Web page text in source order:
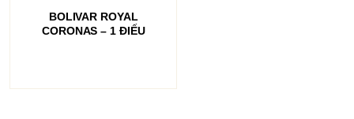
BOLIVAR ROYAL
CORONAS – 1 ĐIẾU